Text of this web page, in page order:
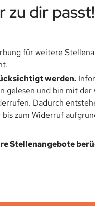
zu dir passt!
für weitere
werden.
und bin mit
Dadurch
zum Widerruf
Stellenangebote